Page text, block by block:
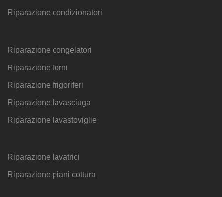
Riparazione condizionatori
Riparazione congelatori
Riparazione forni
Riparazione frigoriferi
Riparazione lavasciuga
Riparazione lavastoviglie
Riparazione lavatrici
Riparazione piani cottura